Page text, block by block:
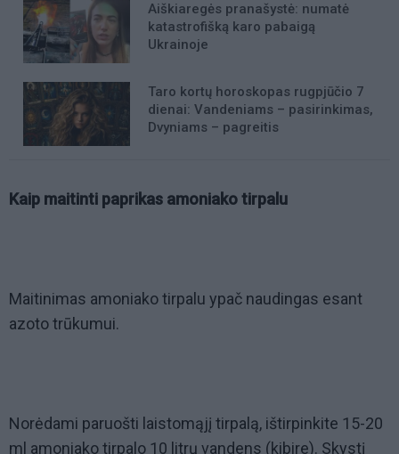
Aiškiaregės pranašystė: numatė
katastrofišką karo pabaigą
Ukrainoje
Taro kortų horoskopas rugpjūčio 7
dienai: Vandeniams – pasirinkimas,
Dvyniams – pagreitis
Kaip maitinti paprikas amoniako tirpalu
Maitinimas amoniako tirpalu ypač naudingas esant
azoto trūkumui.
Norėdami paruošti laistomąjį tirpalą, ištirpinkite 15-20
ml amoniako tirpalo 10 litrų vandens (kibire). Skystį